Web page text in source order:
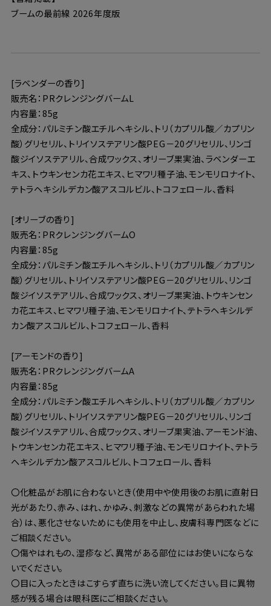
ブームの最前線 2026年度版
[ラベンダーの香り]
販売名：PRクレンジングバームL
内容量：85g
全成分：パルミチン酸エチルヘキシル、トリ（カプリル酸／カプリン
酸）グリセリル、トリイソステアリン酸PEG－20グリセリル、リンゴ
酸ジイソステアリル、合成ワックス、オリーブ果実油、ラベンダーエ
キス、トウキンセンカ花エキス、ヒマワリ種子油、モンモリロナイト、
テトラヘキシルデカン酸アスコルビル、トコフェロール、香料
[オリーブの香り]
販売名：PRクレンジングバームO
内容量：85g
全成分：パルミチン酸エチルヘキシル、トリ（カプリル酸／カプリン
酸）グリセリル、トリイソステアリン酸PEG－20グリセリル、リンゴ
酸ジイソステアリル、合成ワックス、オリーブ果実油、トウキンセン
カ花エキス、ヒマワリ種子油、モンモリロナイト、テトラヘキシルデ
カン酸アスコルビル、トコフェロール、香料
[アーモンドの香り]
販売名：PRクレンジングバームA
内容量：85g
全成分：パルミチン酸エチルヘキシル、トリ（カプリル酸／カプリン
酸）グリセリル、トリイソステアリン酸PEG－20グリセリル、リンゴ
酸ジイソステアリル、合成ワックス、オリーブ果実油、アーモンド油、
トウキンセンカ花エキス、ヒマワリ種子油、モンモリロナイト、テトラ
ヘキシルデカン酸アスコルビル、トコフェロール、香料
〇化粧品がお肌に合わないとき（使用中や使用後のお肌に直射日
光があたり、赤み、はれ、かゆみ、刺激などの異常があらわれた場
合）は、悪化させないためにも使用を中止し、皮膚科専門医などに
ご相談ください。
〇傷やはれもの、湿疹など、異常がある部位にはお使いにならな
いでください。
〇目に入ったときはこすらず直ちに洗い流してください。目に異物
感が残る場合は眼科医にご相談ください。